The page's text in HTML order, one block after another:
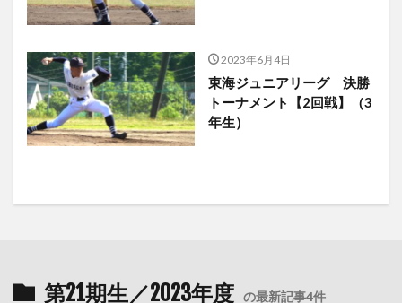
2023年6月4日
東海ジュニアリーグ 決勝
トーナメント【2回戦】（3
年生）
第21期生／2023年度 の最新記事4件